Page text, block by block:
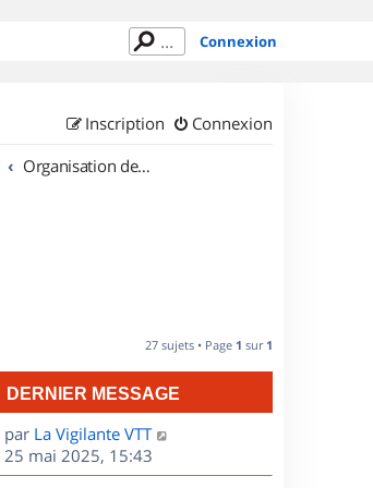
Connexion
Connexion
Inscription
Organisation de sorties en région Lorraine
27 sujets • Page 1 sur 1
DERNIER MESSAGE
D
e
r
par La Vigilante VTT
25 mai 2025, 15:43